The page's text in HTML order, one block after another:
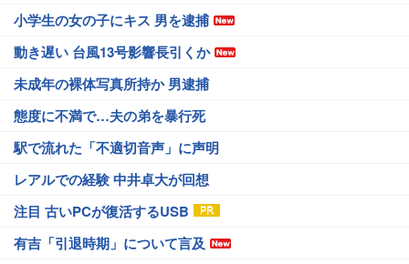
小学生の女の子にキス 男を逮捕
動き遅い 台風13号影響長引くか
未成年の裸体写真所持か 男逮捕
態度に不満で…夫の弟を暴行死
駅で流れた「不適切音声」に声明
レアルでの経験 中井卓大が回想
注目 古いPCが復活するUSB
有吉「引退時期」について言及